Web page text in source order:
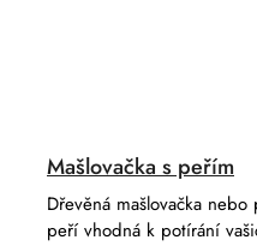
Mašlovačka s peřím
Dřevěná mašlovačka
peří vhodná k potírání